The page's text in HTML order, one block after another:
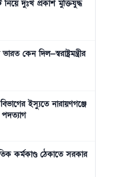
নিয়ে দুঃখ প্রকাশ মুক্তিযুদ্ধ
কেন দিল—স্বরাষ্ট্রমন্ত্রীর
ইস্যুতে নারায়ণগঞ্জে
কর্মকাণ্ড ঠেকাতে সরকার